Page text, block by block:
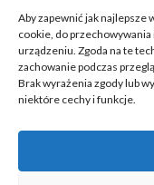
Aby zapewnić jak najlepsze
cookie, do
urządzeniu. Zgoda na te
zachowanie podczas
Brak wyrażenia zgody lub
niektóre cechy i funkcje.